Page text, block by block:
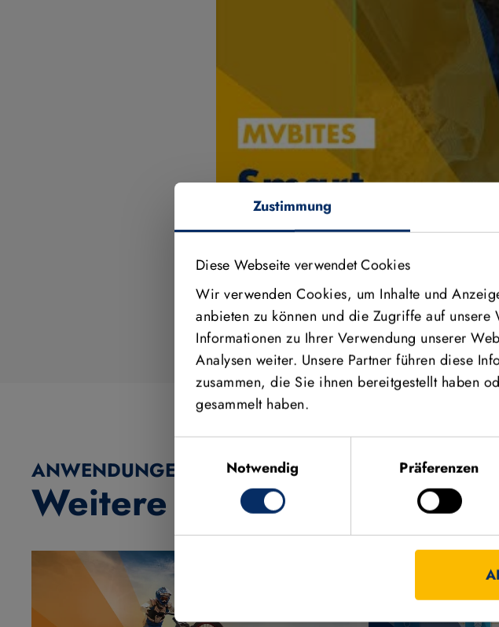
Zustimmung
Diese Webseite verwendet Cookies
Wir verwenden Cookies, um Inhalte und
anbieten zu können und die Zugriffe auf
Informationen zu Ihrer Verwendung unserer
Analysen weiter. Unsere Partner führen diese
zusammen, die Sie ihnen bereitgestellt haben
gesammelt haben.
Notwendig
Präferenzen
Video aktivieren
ANWENDUNGEN, FEATURES & MEHR
Weitere Videos